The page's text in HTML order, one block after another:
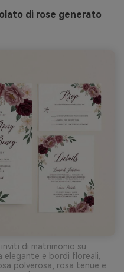
di rose generato
di matrimonio su
e bordi floreali,
polverosa, rosa tenue e